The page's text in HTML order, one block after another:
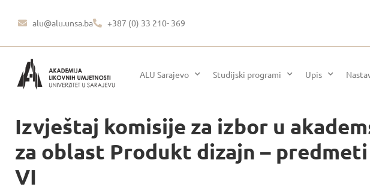
alu@alu.unsa.ba +387 (0) 33 210- 369
ALU Sarajevo Studijski programi Upis
Izvještaj komisije za izbor u
za oblast Produkt dizajn –
VI